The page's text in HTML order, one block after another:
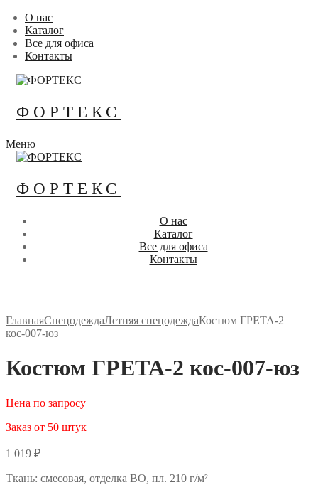
Перейти
содержимому
Меню
Закрыть
О нас
Каталог
Все для офиса
Контакты
ФОРТЕКС
Меню
ФОРТЕКС
О нас
Каталог
Все для офиса
Контакты
ГлавнаяСпецодеждаЛетняя спецодеждаКостюм ГРЕТА-2
кос-007-юз
Костюм ГРЕТА-2 кос-007-юз
Цена по запросу
Заказ от 50 штук
1 019 ₽
Ткань: смесовая, отделка ВО, пл. 210 г/м²